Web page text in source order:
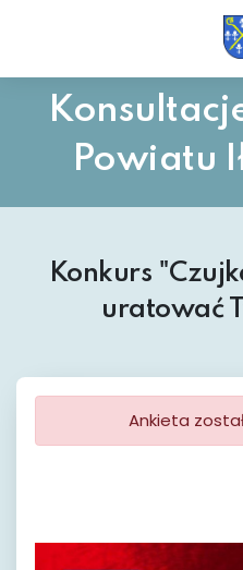
Powiatu
Konkurs
uratować
Ankieta